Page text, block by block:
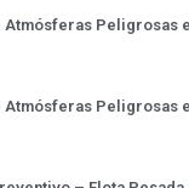
Atmósferas Peligrosas
Atmósferas Peligrosas